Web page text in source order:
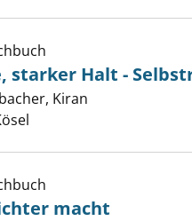
Gefühle, starker Halt
starker Halt -
Kiran
macht